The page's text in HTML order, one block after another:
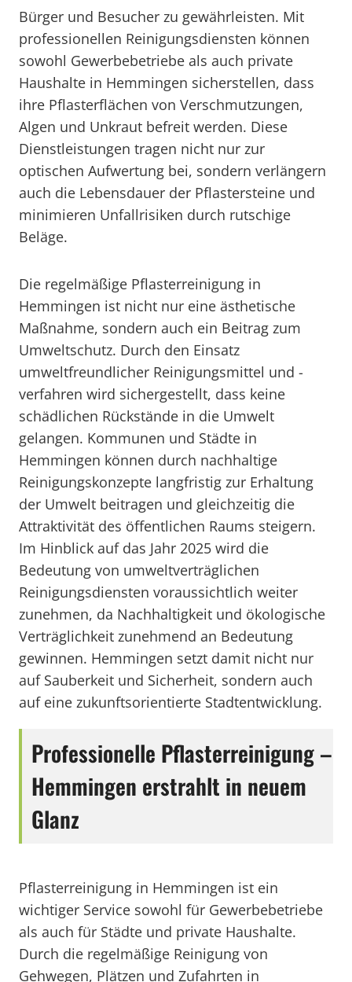
Bürger und Besucher zu gewährleisten. Mit
professionellen Reinigungsdiensten können
sowohl Gewerbebetriebe als auch private
Haushalte in Hemmingen sicherstellen, dass
ihre Pflasterflächen von Verschmutzungen,
Algen und Unkraut befreit werden. Diese
Dienstleistungen tragen nicht nur zur
optischen Aufwertung bei, sondern verlängern
auch die Lebensdauer der Pflastersteine und
minimieren Unfallrisiken durch rutschige
Beläge.
Die regelmäßige Pflasterreinigung in
Hemmingen ist nicht nur eine ästhetische
Maßnahme, sondern auch ein Beitrag zum
Umweltschutz. Durch den Einsatz
umweltfreundlicher Reinigungsmittel und -
verfahren wird sichergestellt, dass keine
schädlichen Rückstände in die Umwelt
gelangen. Kommunen und Städte in
Hemmingen können durch nachhaltige
Reinigungskonzepte langfristig zur Erhaltung
der Umwelt beitragen und gleichzeitig die
Attraktivität des öffentlichen Raums steigern.
Im Hinblick auf das Jahr 2025 wird die
Bedeutung von umweltverträglichen
Reinigungsdiensten voraussichtlich weiter
zunehmen, da Nachhaltigkeit und ökologische
Verträglichkeit zunehmend an Bedeutung
gewinnen. Hemmingen setzt damit nicht nur
auf Sauberkeit und Sicherheit, sondern auch
auf eine zukunftsorientierte Stadtentwicklung.
Professionelle Pflasterreinigung –
Hemmingen erstrahlt in neuem
Glanz
Pflasterreinigung in Hemmingen ist ein
wichtiger Service sowohl für Gewerbebetriebe
als auch für Städte und private Haushalte.
Durch die regelmäßige Reinigung von
Gehwegen, Plätzen und Zufahrten in